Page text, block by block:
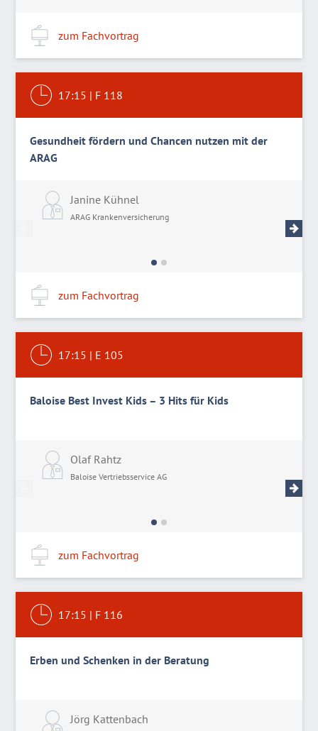
zum Fachvortrag
17:15 | F 118
Gesundheit fördern und Chancen nutzen mit der
ARAG
Janine Kühnel
ARAG Krankenversicherung
zum Fachvortrag
17:15 | E 105
Baloise Best Invest Kids – 3 Hits für Kids
Olaf Rahtz
Baloise Vertriebsservice AG
zum Fachvortrag
17:15 | F 116
Erben und Schenken in der Beratung
Jörg Kattenbach